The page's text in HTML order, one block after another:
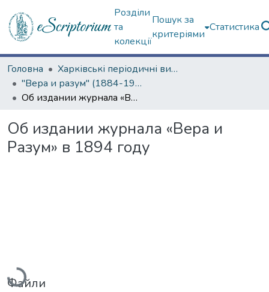
Розділи
та
колекції
Пошук за
критеріями
Статистика
Головна
Харківські періодичні видання
"Вера и разум" (1884-1917 гг.)
Об издании журнала «Вера и Разум» в 1894 году
Об издании журнала «Вера и
Разум» в 1894 году
Вантажиться...
Файли